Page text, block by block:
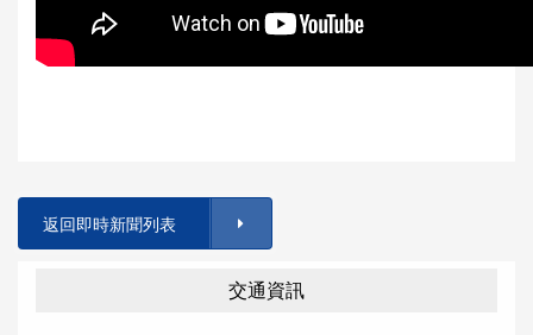
返回即時新聞列表
交通資訊